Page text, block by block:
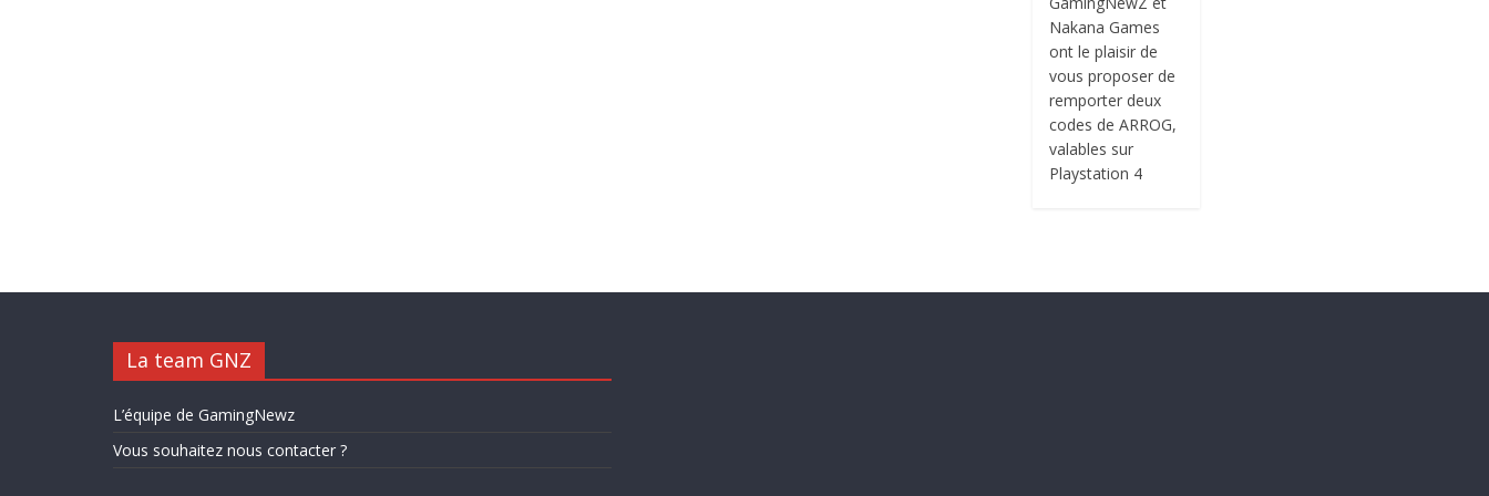
Nakana Games
ont le plaisir de
vous proposer de
remporter deux
codes de ARROG,
valables sur
Playstation 4
La team GNZ
L’équipe de GamingNewz
Vous souhaitez nous contacter ?